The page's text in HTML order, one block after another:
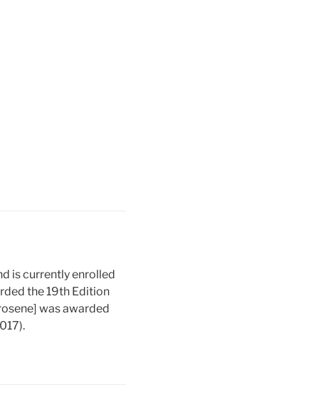
is currently enrolled
the 19th Edition
was awarded